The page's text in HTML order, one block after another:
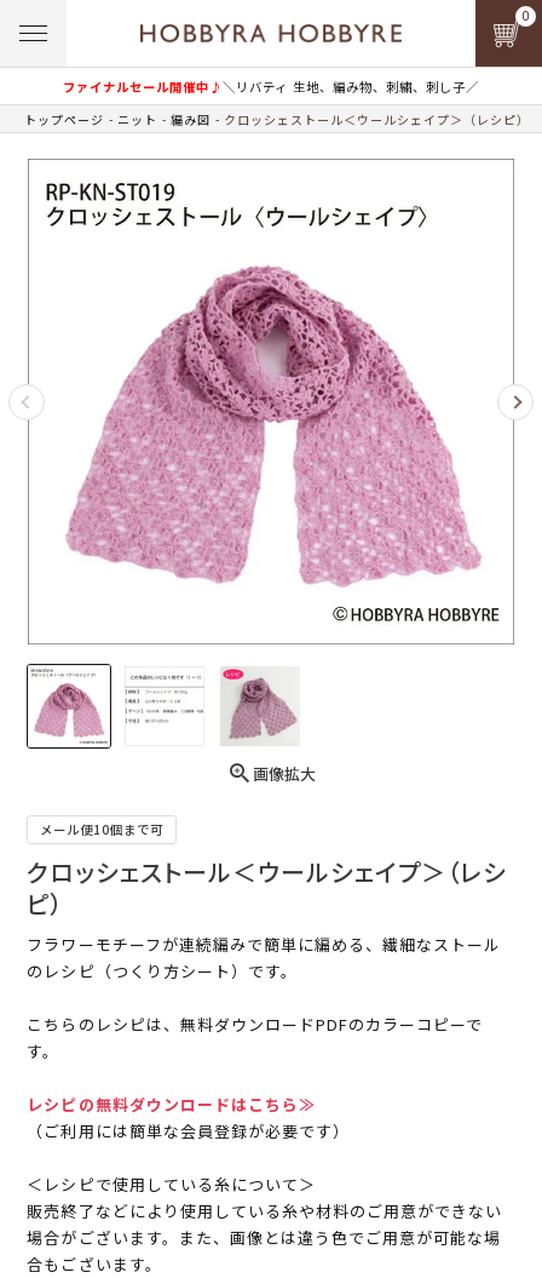
ファイナルセール開催中♪＼リバティ 生地、編み物、刺繍、刺し子／
0
トップページ ニット 編み図 クロッシェストール＜ウールシェイプ＞（レシピ）
画像拡大
メール便10個まで可
クロッシェストール＜ウールシェイプ＞（レシ
ピ）
フラワーモチーフが連続編みで簡単に編める、繊細なストール
のレシピ（つくり方シート）です。
こちらのレシピは、無料ダウンロードPDFのカラーコピーで
す。
レシピの無料ダウンロードはこちら≫
（ご利用には簡単な会員登録が必要です）
＜レシピで使用している糸について＞
販売終了などにより使用している糸や材料のご用意ができない
場合がございます。また、画像とは違う色でご用意が可能な場
合もございます。